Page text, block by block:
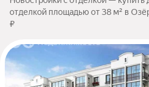
отделкой площадью от 38 м² в
₽